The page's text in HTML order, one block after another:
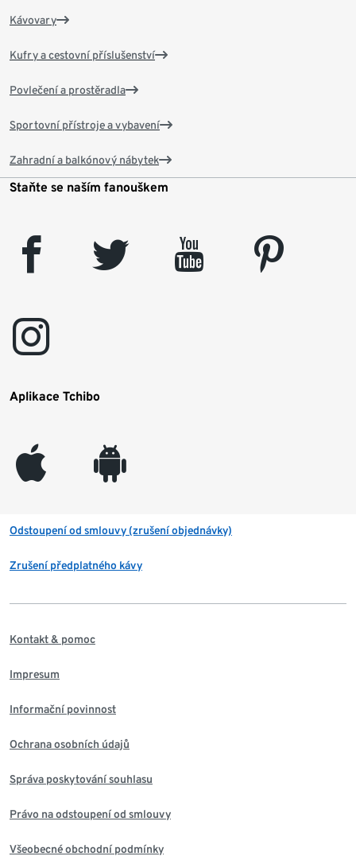
Kávovary
Kufry a cestovní příslušenství
Povlečení a prostěradla
Sportovní přístroje a vybavení
Zahradní a balkónový nábytek
Staňte se naším fanouškem
facebook twitter youtube
pinterest
instagram
Aplikace Tchibo
appleinc android
Odstoupení od smlouvy (zrušení objednávky)
Zrušení předplatného kávy
Kontakt & pomoc
Impresum
Informační povinnost
Ochrana osobních údajů
Správa poskytování souhlasu
Právo na odstoupení od smlouvy
Všeobecné obchodní podmínky